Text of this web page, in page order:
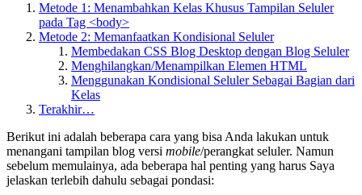
Metode 1: Menambahkan Kelas Khusus Tampilan Seluler
pada Tag <body>
Metode 2: Memanfaatkan Kondisional Seluler
Membedakan CSS Blog Desktop dengan Blog Seluler
Menghilangkan/Menampilkan Elemen HTML
Menggunakan Kondisional Seluler Sebagai Bagian dari
Kelas
Terakhir…
Berikut ini adalah beberapa cara yang bisa Anda lakukan untuk
menangani tampilan blog versi mobile/perangkat seluler. Namun
sebelum memulainya, ada beberapa hal penting yang harus Saya
jelaskan terlebih dahulu sebagai pondasi: